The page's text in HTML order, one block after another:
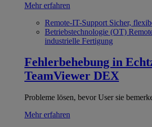
Mehr erfahren
Remote-IT-Support Sicher,
Betriebstechnologie (OT)
industrielle Fertigung
Fehlerbehebung in
TeamViewer DEX
Probleme lösen, bevor User sie
Mehr erfahren